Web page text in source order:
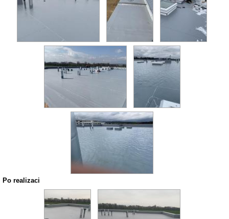
Po realizaci